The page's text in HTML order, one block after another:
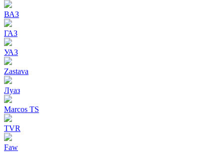
ВАЗ
ГАЗ
УАЗ
Zastava
Луаз
Marcos TS
TVR
Faw